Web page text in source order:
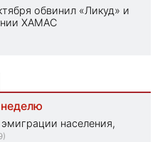
обвинил «Ликуд» и
ХАМАС
населения,